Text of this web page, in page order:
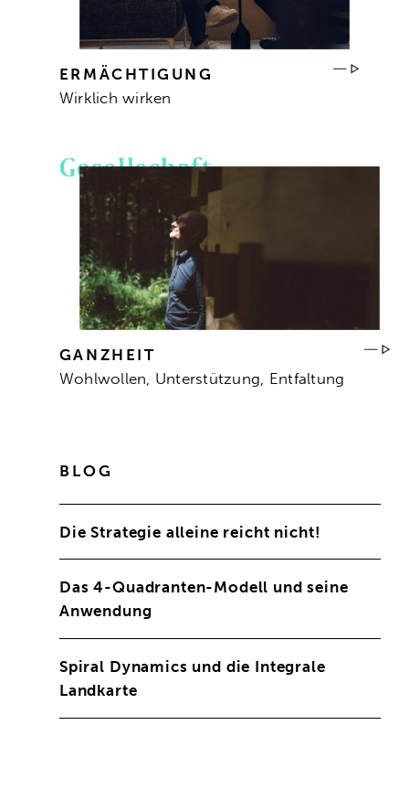
ERMÄCHTIGUNG
Wirklich wirken
Gesellschaft
GANZHEIT
Wohlwollen, Unterstützung, Entfaltung
BLOG
Die Strategie alleine reicht nicht!
Das 4-Quadranten-Modell und seine
Anwendung
Spiral Dynamics und die Integrale
Landkarte